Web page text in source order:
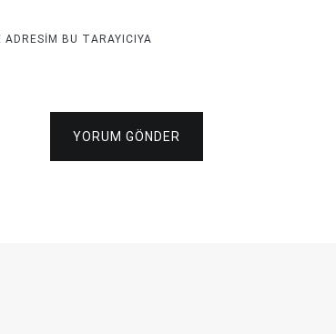
BU TARAYICIYA
YORUM GÖNDER